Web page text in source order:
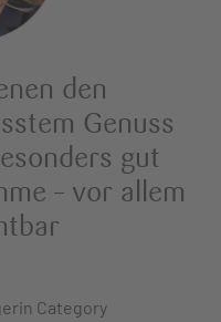
den
Genuss
gut
– vor allem
Category